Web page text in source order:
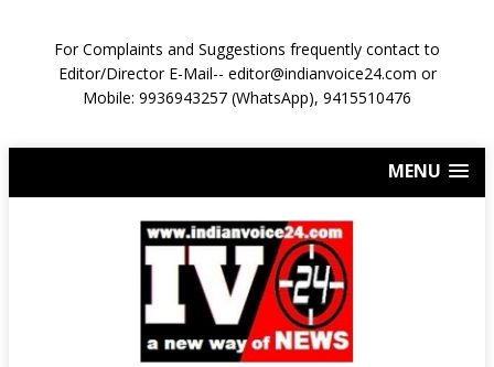
For Complaints and Suggestions frequently contact to
Editor/Director E-Mail-- editor@indianvoice24.com or
Mobile: 9936943257 (WhatsApp), 9415510476
MENU